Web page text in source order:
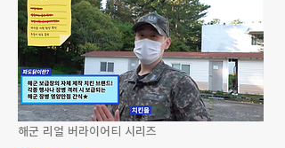
해군 리얼 버라이어티 시리즈